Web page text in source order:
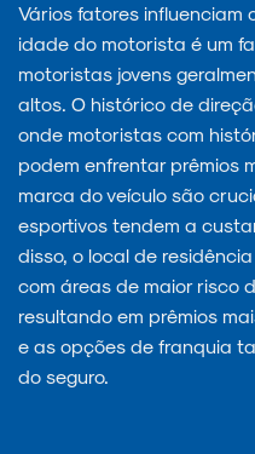
Vários fatores influenciam
idade do motorista é um
motoristas jovens
altos. O histórico de
onde motoristas com
podem enfrentar prêmios
marca do veículo são
esportivos tendem a
disso, o local de
com áreas de maior risco
resultando em prêmios
e as opções de franquia
do seguro.